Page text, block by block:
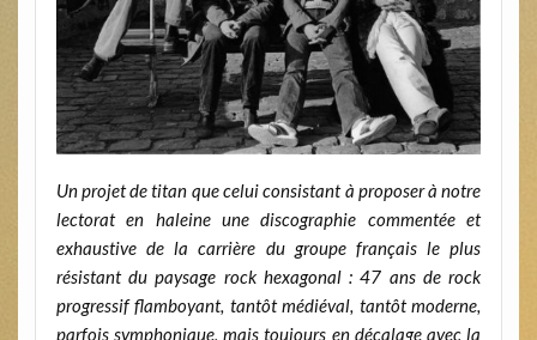
Un projet de titan que celui consistant à proposer à notre
lectorat en haleine une discographie commentée et
exhaustive de la carrière du groupe français le plus
résistant du paysage rock hexagonal : 47 ans de rock
progressif flamboyant, tantôt médiéval, tantôt moderne,
parfois symphonique, mais toujours en décalage avec la